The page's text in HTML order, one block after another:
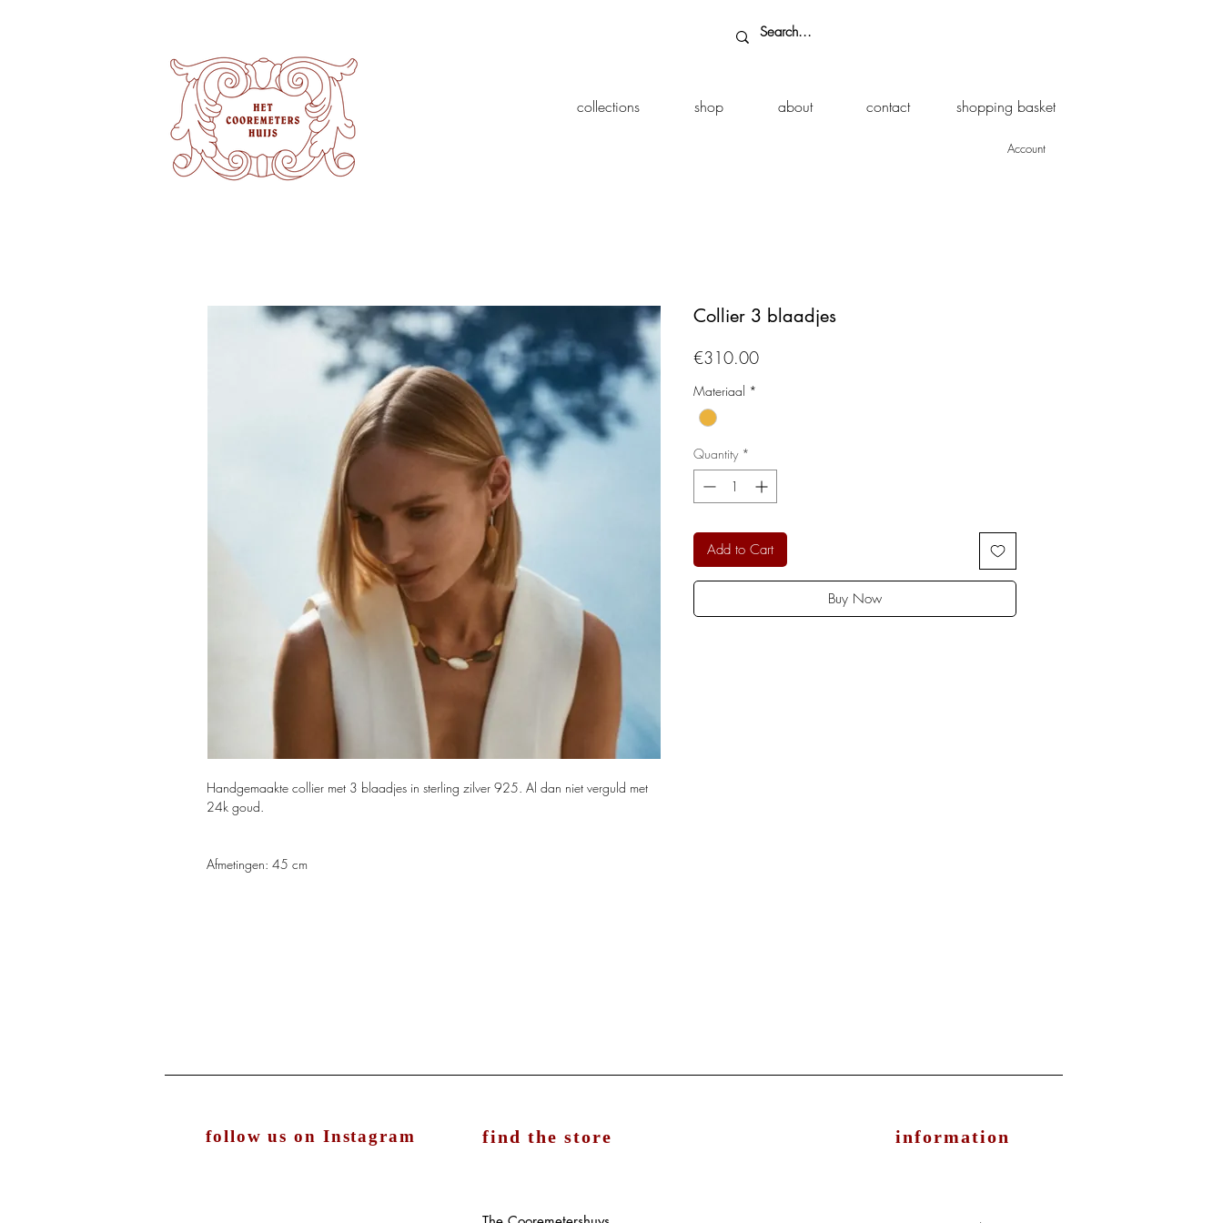
collections shop about contact shopping basket
Account
Handgemaakte collier met 3 blaadjes in sterling zilver 925. Al dan niet verguld met
24k goud.
Afmetingen: 45 cm
Collier 3 blaadjes
€310.00Price
Materiaal *
Quantity *
Add to Cart
Buy Now
follow us on Instagram find the store information